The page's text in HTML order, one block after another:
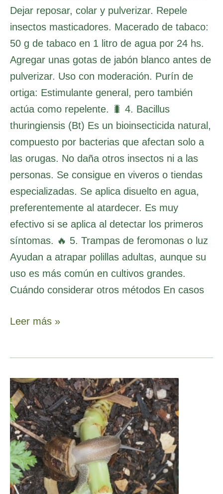
Dejar reposar, colar y pulverizar. Repele
insectos masticadores. Macerado de tabaco:
50 g de tabaco en 1 litro de agua por 24 hs.
Agregar unas gotas de jabón blanco antes de
pulverizar. Uso con moderación. Purín de
ortiga: Estimulante general, pero también
actúa como repelente. 🐛 4. Bacillus
thuringiensis (Bt) Es un bioinsecticida natural,
compuesto por bacterias que afectan solo a
las orugas. No daña otros insectos ni a las
personas. Se consigue en viveros o tiendas
especializadas. Se aplica disuelto en agua,
preferentemente al atardecer. Es muy
efectivo si se aplica al detectar los primeros
síntomas. 🔥 5. Trampas de feromonas o luz
Ayudan a atrapar polillas adultas, aunque su
uso es más común en cultivos grandes.
Cuándo considerar otros métodos En casos
Leer más »
Plagas
en
la
Huerta
Mes
a
Mes: